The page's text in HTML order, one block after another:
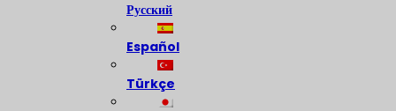
Русский
Español
Türkçe